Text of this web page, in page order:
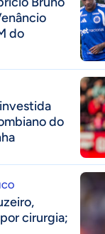
do
do
cirurgia;